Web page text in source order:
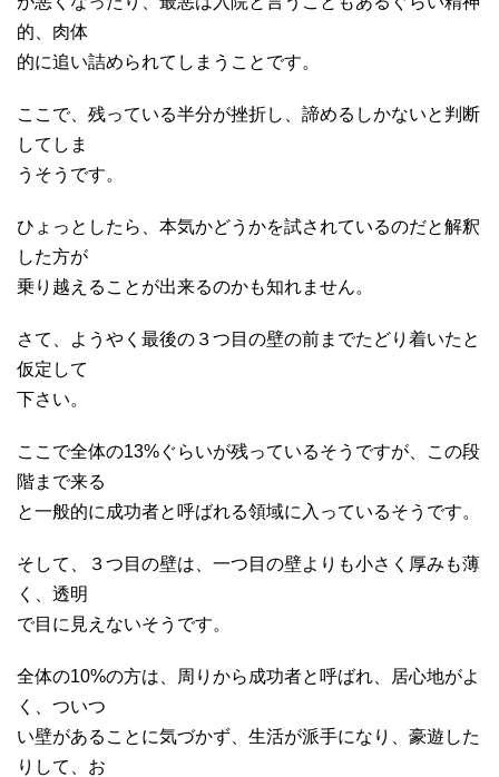
的、肉体
的に追い詰められてしまうことです。
ここで、残っている半分が挫折し、諦めるしかないと判断
してしま
うそうです。
ひょっとしたら、本気かどうかを試されているのだと解釈
した方が
乗り越えることが出来るのかも知れません。
さて、ようやく最後の３つ目の壁の前までたどり着いたと
仮定して
下さい。
ここで全体の13%ぐらいが残っているそうですが、この段
階まで来る
と一般的に成功者と呼ばれる領域に入っているそうです。
そして、３つ目の壁は、一つ目の壁よりも小さく厚みも薄
く、透明
で目に見えないそうです。
全体の10%の方は、周りから成功者と呼ばれ、居心地がよ
く、ついつ
い壁があることに気づかず、生活が派手になり、豪遊した
りして、お